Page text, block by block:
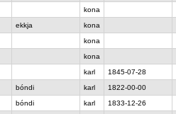
kona
ekkja
kona
kona
kona
karl
1845-07-28
bóndi karl
1822-00-00
bóndi karl
1833-12-26